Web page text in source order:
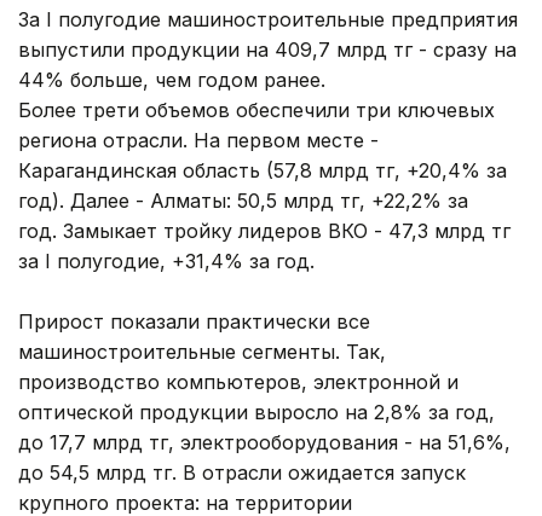
За I полугодие машиностроительные предприятия
выпустили продукции на 409,7 млрд тг - сразу на
44% больше, чем годом ранее.
Более трети объемов обеспечили три ключевых
региона отрасли. На первом месте -
Карагандинская область (57,8 млрд тг, +20,4% за
год). Далее - Алматы: 50,5 млрд тг, +22,2% за
год. Замыкает тройку лидеров ВКО - 47,3 млрд тг
за I полугодие, +31,4% за год.
Прирост показали практически все
машиностроительные сегменты. Так,
производство компьютеров, электронной и
оптической продукции выросло на 2,8% за год,
до 17,7 млрд тг, электрооборудования - на 51,6%,
до 54,5 млрд тг. В отрасли ожидается запуск
крупного проекта: на территории